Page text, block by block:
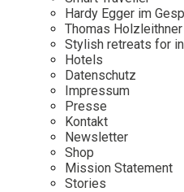
Hardy Egger im
Thomas
Stylish retreats for
Hotels
Datenschutz
Impressum
Presse
Kontakt
Newsletter
Shop
Mission Statement
Stories